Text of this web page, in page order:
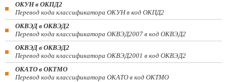
ОКУН в ОКПД2
Перевод кода классификатора ОКУН в код ОКПД2
ОКВЭД в ОКВЭД2
Перевод кода классификатора ОКВЭД2007 в код ОКВЭД2
ОКВЭД в ОКВЭД2
Перевод кода классификатора ОКВЭД2001 в код ОКВЭД2
ОКАТО в ОКТМО
Перевод кода классификатора ОКАТО в код ОКТМО